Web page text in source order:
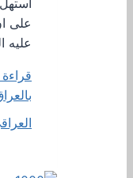
استهل
على
عليه
قراءة